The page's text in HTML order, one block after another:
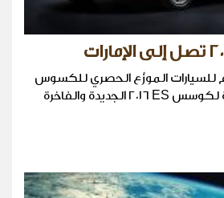
الموزّع الحصري للكسوس
في دولة الإمارات سيارة لكوسس ES ٢٠١٦ الجديدة والفاخرة